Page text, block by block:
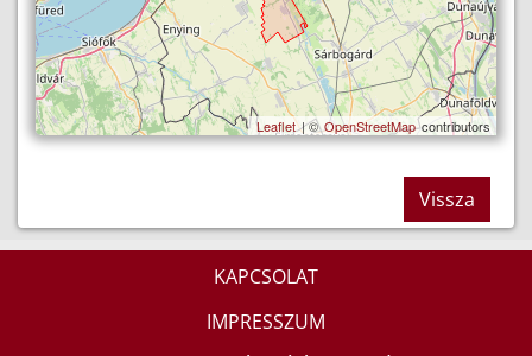
Leaflet| ©OpenStreetMapcontributors
Vissza
KAPCSOLAT
IMPRESSZUM